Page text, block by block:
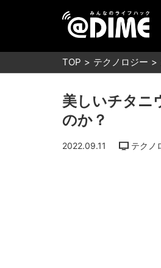
TOP テクノロジー
美しいチタニ
のか？
2022.09.11 テクノ